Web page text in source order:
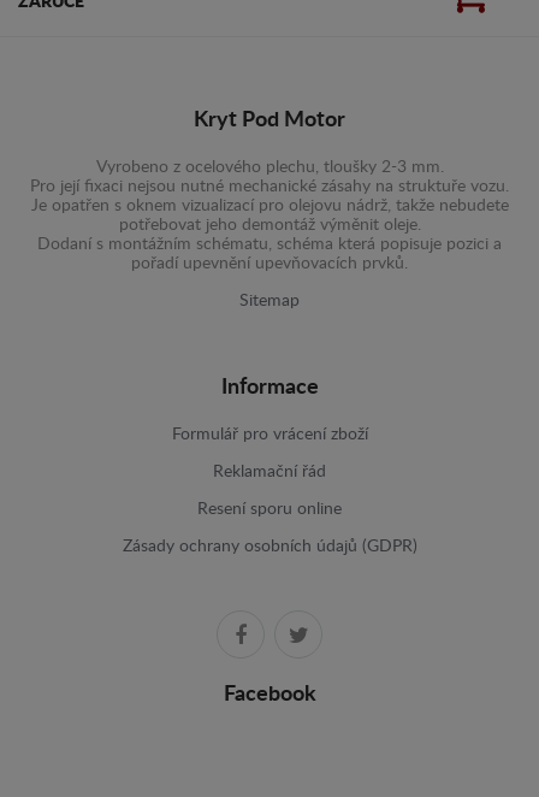
Kryt Pod Motor
Vyrobeno z ocelového plechu, tloušky 2-3 mm.
Pro její fixaci nejsou nutné mechanické zásahy na struktuře vozu.
Je opatřen s oknem vizualizací pro olejovu nádrž, takže nebudete
potřebovat jeho demontáž výměnit oleje.
Dodaní s montážním schématu, schéma která popisuje pozici a
pořadí upevnění upevňovacích prvků.
Sitemap
Informace
Formulář pro vrácení zboží
Reklamační řád
Resení sporu online
Zásady ochrany osobních údajů (GDPR)
Facebook